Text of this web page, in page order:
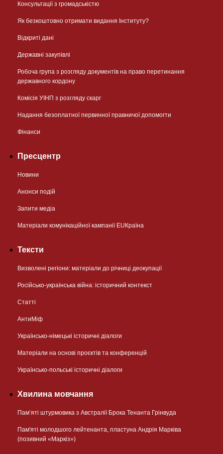
Консультації з громадськістю
Як безкоштовно отримати видання Інституту?
Відкриті дані
Державні закупівлі
Робоча група з розгляду документів на право перетинання
державного кордону
Комісія УІНП з розгляду скарг
Надання безоплатної первинної правничої допомогти
Фінанси
Пресцентр
Новини
Анонси подій
Запити медіа
Матеріали комунікаційної кампанії EUКраїна
Тексти
Визволені регіони: матеріали до річниці деокупації
Російсько-українська війна: історичний контекст
Статті
АнтиМіф
Українсько-німецькі історичні діалоги
Матеріали на основі проєктів та конференцій
Українсько-польські історичні діалоги
Хвилина мовчання
Пам’яті штурмовика з Австралії Брока Тенанта Грінвуда
Пам'яті молодшого лейтенанта, пластуна Андрія Марківа
(позивний «Маркіз»)